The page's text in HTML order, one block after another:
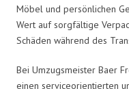
Möbel und persönlichen
Wert auf sorgfältige
Schäden während des
Bei Umzugsmeister Baer
einen serviceorientierten